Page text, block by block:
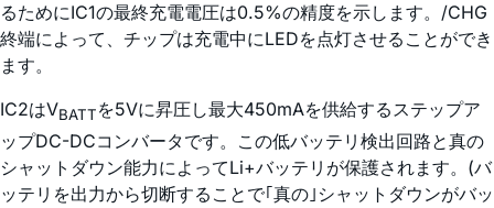
るためにIC1の最終充電電圧は0.5%の精度を示します。/CHG
終端によって、チップは充電中にLEDを点灯させることができ
ます。
IC2はVBATTを5Vに昇圧し最大450mAを供給するステップア
ップDC-DCコンバータです。この低バッテリ検出回路と真の
シャットダウン能力によってLi+バッテリが保護されます。(バ
ッテリを出力から切断することで｢真の｣シャットダウンがバッ